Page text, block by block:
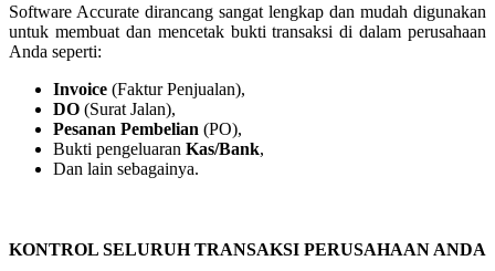
Software Accurate dirancang sangat lengkap dan mudah digunakan
untuk membuat dan mencetak bukti transaksi di dalam perusahaan
Anda seperti:
Invoice (Faktur Penjualan),
DO (Surat Jalan),
Pesanan Pembelian (PO),
Bukti pengeluaran Kas/Bank,
Dan lain sebagainya.
KONTROL SELURUH TRANSAKSI PERUSAHAAN ANDA